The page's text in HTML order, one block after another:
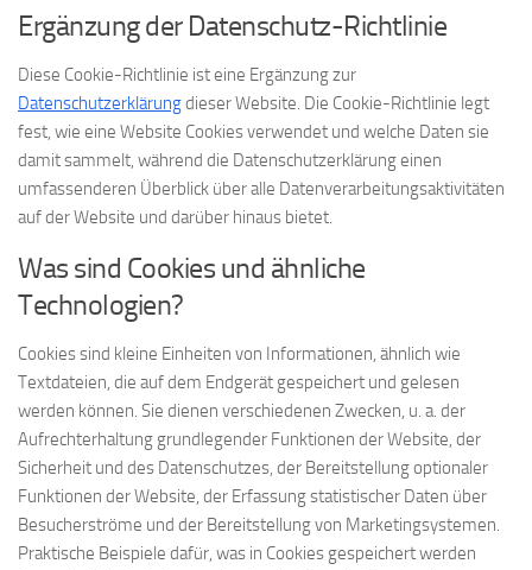
Ergänzung der Datenschutz-Richtlinie
Diese Cookie-Richtlinie ist eine Ergänzung zur
Datenschutzerklärungdieser Website. Die Cookie-Richtlinie legt
fest, wie eine Website Cookies verwendet und welche Daten sie
damit sammelt, während die Datenschutzerklärung einen
umfassenderen Überblick über alle Datenverarbeitungsaktivitäten
auf der Website und darüber hinaus bietet.
Was sind Cookies und ähnliche
Technologien?
Cookies sind kleine Einheiten von Informationen, ähnlich wie
Textdateien, die auf dem Endgerät gespeichert und gelesen
werden können. Sie dienen verschiedenen Zwecken, u. a. der
Aufrechterhaltung grundlegender Funktionen der Website, der
Sicherheit und des Datenschutzes, der Bereitstellung optionaler
Funktionen der Website, der Erfassung statistischer Daten über
Besucherströme und der Bereitstellung von Marketingsystemen.
Praktische Beispiele dafür, was in Cookies gespeichert werden